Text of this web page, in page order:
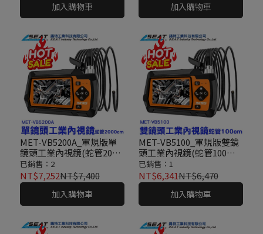
加入購物車 加入購物車
MET-VB5200A_軍規版單
鏡頭工業內視鏡(蛇管2000
公分)
已銷售：2
NT$7,252NT$7,400
加入購物車
MET-VB5100_軍規版雙鏡
頭工業內視鏡(蛇管100公
分)
已銷售：1
NT$6,341NT$6,470
加入購物車